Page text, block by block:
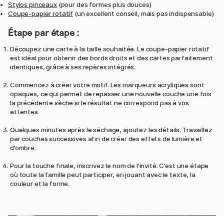
Stylos pinceaux(pour des formes plus douces)
Coupe-papier rotatif (un excellent conseil, mais pas indispensable)
Étape par étape :
Découpez une carte à la taille souhaitée. Le coupe-papier rotatif
est idéal pour obtenir des bords droits et des cartes parfaitement
identiques, grâce à ses repères intégrés.
Commencez à créer votre motif. Les marqueurs acryliques sont
opaques, ce qui permet de repasser une nouvelle couche une fois
la précédente sèche si le résultat ne correspond pas à vos
attentes.
Quelques minutes après le séchage, ajoutez les détails. Travaillez
par couches successives afin de créer des effets de lumière et
d’ombre.
Pour la touche finale, inscrivez le nom de l’invité. C’est une étape
où toute la famille peut participer, en jouant avec le texte, la
couleur et la forme.